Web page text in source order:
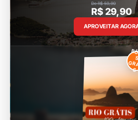
De R$ 59,90
R$ 29,90
APROVEITAR
S
S